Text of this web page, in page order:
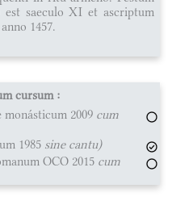
saeculo XI et ascriptum
1457.
cursum :
2009 cum
1985 sine cantu)
OCO 2015 cum